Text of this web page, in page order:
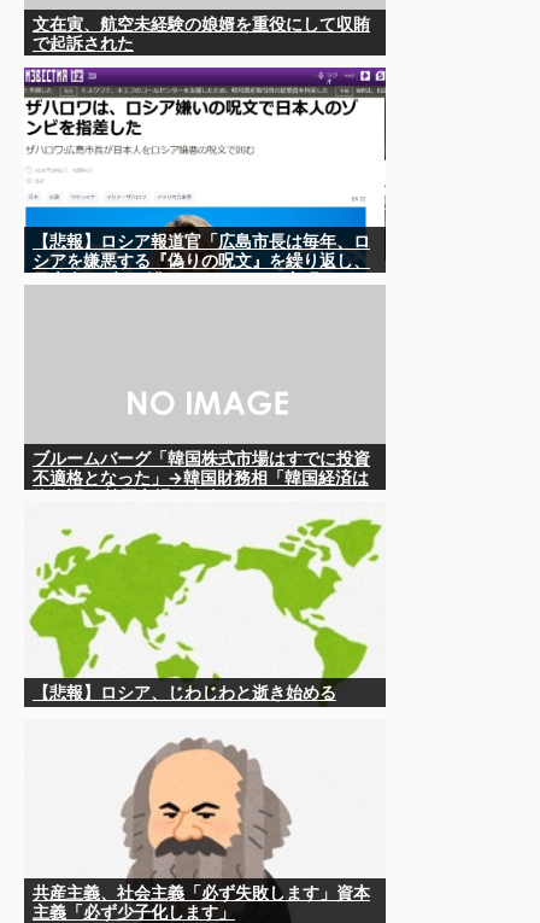
文在寅、航空未経験の娘婿を重役にして収賄
で起訴された
【悲報】ロシア報道官「広島市長は毎年、ロ
シアを嫌悪する『偽りの呪文』を繰り返し、
ブルームバーグ「韓国株式市場はすでに投資
不適格となった」→韓国財務相「韓国経済は
国外からどう認識されているのかって問題だ
から……さ
【悲報】ロシア、じわじわと逝き始める
共産主義、社会主義「必ず失敗します」資本
主義「必ず少子化します」